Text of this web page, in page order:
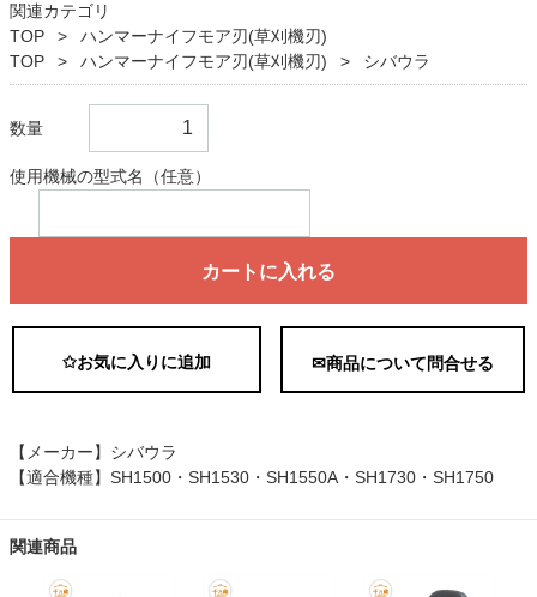
関連カテゴリ
TOP
ハンマーナイフモア刃(草刈機刃)
TOP
ハンマーナイフモア刃(草刈機刃) シバウラ
数量
使用機械の型式名（任意）
カートに入れる
✩お気に入りに追加 ✉商品について問合せる
【メーカー】シバウラ
【適合機種】SH1500・SH1530・SH1550A・SH1730・SH1750
関連商品